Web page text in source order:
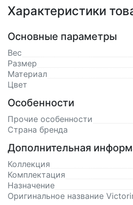
Характеристики
Основные параметры
Вес
Размер
Материал
Цвет
Особенности
Прочие особенности
Страна бренда
Дополнительная
Коллекция
Комплектация
Назначение
Оригинальное название